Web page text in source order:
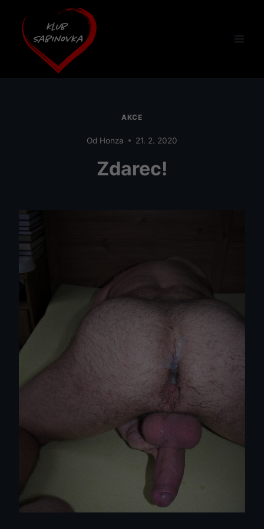
obsah
AKCE
Od Honza 21. 2. 2020
Zdarec!